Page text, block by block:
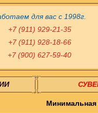
для вас с 1998г.
+7 (911) 929-21-35
+7 (911) 928-18-66
+7 (900) 627-59-40
Минимальная